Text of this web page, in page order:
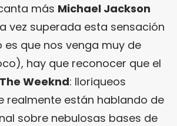
más Michael Jackson
vez superada esta sensación
que nos venga muy de
hay que reconocer que el
The Weeknd: lloriqueos
realmente están hablando de
sobre nebulosas bases de